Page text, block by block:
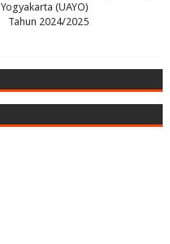
Yogyakarta (UAYO)
Tahun 2024/2025